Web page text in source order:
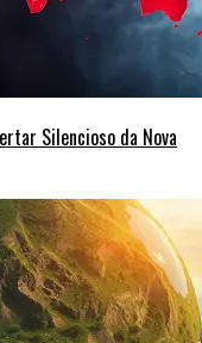
Silencioso da Nova